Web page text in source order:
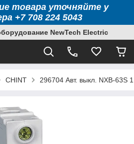
товара уточняйте у
+7 708 224 5043
NewTech Electric
CHINT 296704 Авт. выкл. NXB-63S